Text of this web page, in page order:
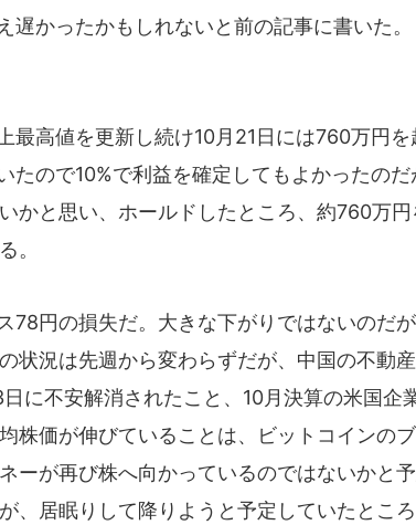
遅かったかもしれないと前の記事に書いた
最高値を更新し続け10月21日には760万円
たので10%で利益を確定してもよかったの
かと思い、ホールドしたところ、約760万
。
78円の損失だ。大きな下がりではないのだ
状況は先週から変わらずだが、中国の不動
に不安解消されたこと、10月決算の米国企
株価が伸びていることは、ビットコインの
ーが再び株へ向かっているのではないかと
、居眠りして降りようと予定していたとこ